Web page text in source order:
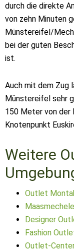
durch die direkte
von zehn Minuten
Münstereifel/
bei der guten
ist.
Auch mit dem Zug
Münstereifel sehr
150 Meter von
Knotenpunkt
Weitere
Outlet
Designer
Fashion
Outlet-